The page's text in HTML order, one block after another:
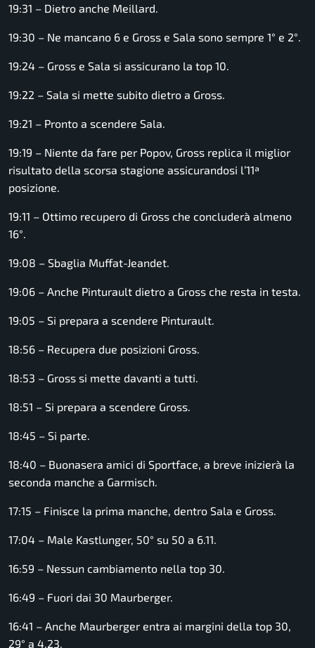
19:31 – Dietro anche Meillard.
19:30 – Ne mancano 6 e Gross e Sala sono sempre 1° e 2°.
19:24 – Gross e Sala si assicurano la top 10.
19:22 – Sala si mette subito dietro a Gross.
19:21 – Pronto a scendere Sala.
19:19 – Niente da fare per Popov, Gross replica il miglior
risultato della scorsa stagione assicurandosi l’11ª
posizione.
19:11 – Ottimo recupero di Gross che concluderà almeno
16°.
19:08 – Sbaglia Muffat-Jeandet.
19:06 – Anche Pinturault dietro a Gross che resta in testa.
19:05 – Si prepara a scendere Pinturault.
18:56 – Recupera due posizioni Gross.
18:53 – Gross si mette davanti a tutti.
18:51 – Si prepara a scendere Gross.
18:45 – Si parte.
18:40 – Buonasera amici di Sportface, a breve inizierà la
seconda manche a Garmisch.
17:15 – Finisce la prima manche, dentro Sala e Gross.
17:04 – Male Kastlunger, 50° su 50 a 6.11.
16:59 – Nessun cambiamento nella top 30.
16:49 – Fuori dai 30 Maurberger.
16:41 – Anche Maurberger entra ai margini della top 30,
29° a 4.23.